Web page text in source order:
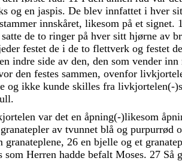
og en jaspis. De blev innfattet i hver
stammer innskåret, likesom på et signet.
satte de to ringer på hver sitt hjørne av
festet de i de to flettverk og festet
indre side av den, den som vender inn
den festes sammen, ovenfor
og ikke kunde skilles fra livkjortelen(-)
ull.
var det en åpning(-)likesom
granatepler av tvunnet blå og purpurrød
granateplene, 26 en bjelle og et
som Herren hadde befalt Moses. 27 Så